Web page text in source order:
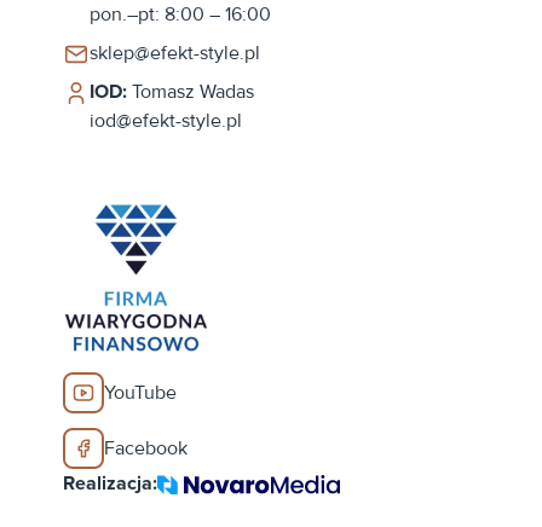
pon.–pt: 8:00 – 16:00
sklep@efekt-style.pl
IOD: Tomasz Wadas
iod@efekt-style.pl
YouTube
Facebook
Realizacja: